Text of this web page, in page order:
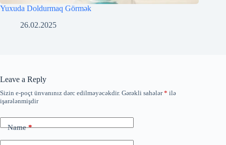
Yuxuda Doldurmaq Görmək
26.02.2025
Leave a Reply
Sizin e-poçt ünvanınız dərc edilməyəcəkdir. Gərəkli sahələr* ilə
işarələnmişdir
Name*